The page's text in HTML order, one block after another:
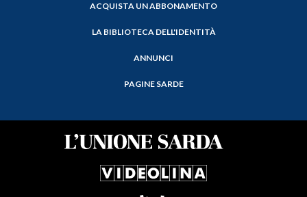
ACQUISTA UN ABBONAMENTO
LA BIBLIOTECA DELL'IDENTITÀ
ANNUNCI
PAGINE SARDE